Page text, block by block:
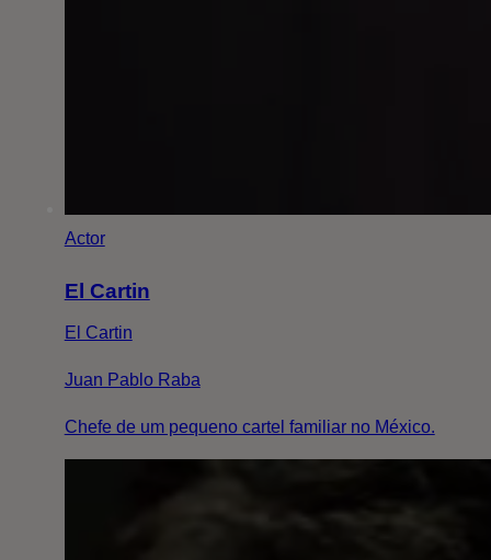
Actor
El Cartin
El Cartin
Juan Pablo Raba
Chefe de um pequeno cartel familiar no México.